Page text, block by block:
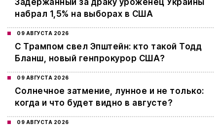
Задержанный за драку уроженец Украины
набрал 1,5% на выборах в США
09 АВГУСТА 2026
С Трампом свел Эпштейн: кто такой Тодд
Бланш, новый генпрокурор США?
09 АВГУСТА 2026
Cолнечное затмение, лунное и не только:
когда и что будет видно в августе?
09 АВГУСТА 2026